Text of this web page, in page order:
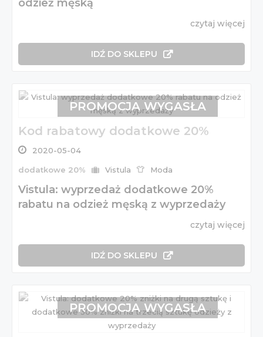
odzież męską
czytaj więcej
IDŹ DO SKLEPU
Kod rabatowy dodatkowe 20%
2020-05-04
dodatkowe 20% Vistula Moda
Vistula: wyprzedaż dodatkowe 20%
rabatu na odzież męską z wyprzedaży
czytaj więcej
IDŹ DO SKLEPU
PROMOCJA WYGASŁA
PROMOCJA WYGASŁA